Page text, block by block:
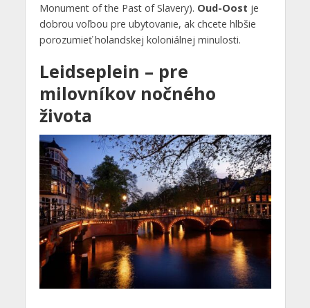
Monument of the Past of Slavery). Oud-Oost je
dobrou voľbou pre ubytovanie, ak chcete hlbšie
porozumieť holandskej koloniálnej minulosti.
Leidseplein – pre
milovníkov nočného
života